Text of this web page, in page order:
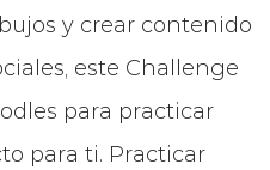
y crear contenido
este Challenge
para practicar
para ti. Practicar